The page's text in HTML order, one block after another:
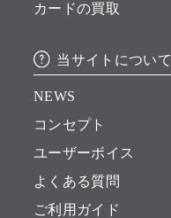
カードの買取
当サイトについて
NEWS
コンセプト
ユーザーボイス
よくある質問
ご利用ガイド